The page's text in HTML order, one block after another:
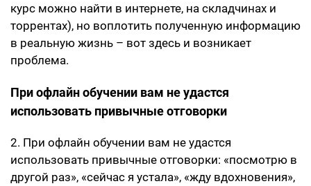
курс можно найти в интернете, на складчинах и
торрентах), но воплотить полученную информацию
в реальную жизнь – вот здесь и возникает
проблема.
При офлайн обучении вам не удастся
использовать привычные отговорки
2. При офлайн обучении вам не удастся
использовать привычные отговорки: «посмотрю в
другой раз», «сейчас я устала», «жду вдохновения»,